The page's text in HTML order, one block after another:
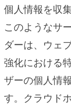
個人情報を収
このようなサ
ダーは、ウェ
強化における
ザーの個人情
す。クラウド